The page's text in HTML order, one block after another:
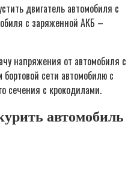
двигатель автомобиля с
с заряженной АКБ –
напряжения от автомобиля с
сети автомобилю с
сечения с крокодилами.
автомобиль